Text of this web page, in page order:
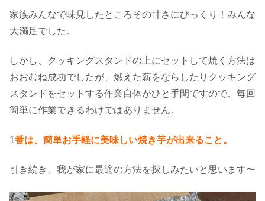
家族みんなで味見したところその甘さにびっくり！みんな
大満足でした。
しかし、クッキングスタンドの上にセットして焼く方法は
おおむね成功でしたが、燃えた薪をならしたりクッキング
スタンドをセットする作業自体がひと手間ですので、毎回
簡単に作業できるわけではありません。
1番は、簡単お手軽に美味しい焼き芋が出来ること。
引き続き、我が家に最適の方法を探しみたいと思います〜